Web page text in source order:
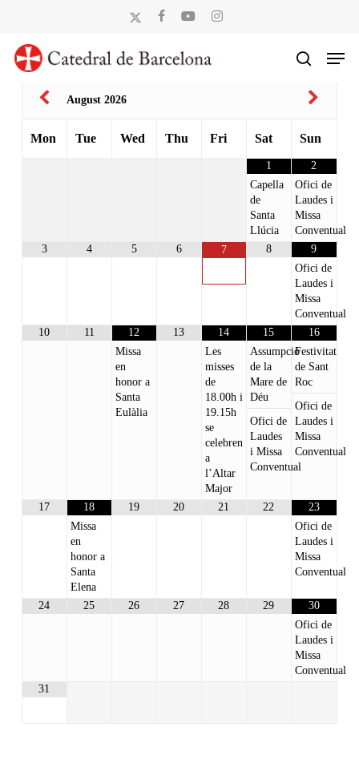
main
x-
facebookyoutube instagram
search
Menu
August 2026
Mon Tue Wed Thu Fri Sat Sun
1
Capella
de
Santa
Llúcia
2
Ofici de
Laudes i
Missa
Conventual
3
4 5 6 7 8
9
Ofici de
Laudes i
Missa
Conventual
10
11
12
Missa
en
honor a
Santa
Eulàlia
13
14
Les
misses
de
18.00h i
19.15h
se
celebren
a
l’Altar
Major
15
Assumpció
de la
Mare de
Déu
Ofici de
Laudes
i Missa
Conventual
16
Festivitat
de Sant
Roc
Ofici de
Laudes i
Missa
Conventual
17
18
Missa
en
honor a
Santa
Elena
19 20 21 22
23
Ofici de
Laudes i
Missa
Conventual
24 25 26 27 28 29
30
Ofici de
Laudes i
Missa
Conventual
31